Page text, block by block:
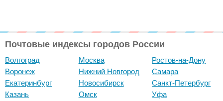
Почтовые индексы городов России
Волгоград
Воронеж
Екатеринбург
Казань
Москва
Нижний Новгород
Новосибирск
Омск
Ростов-на-Дону
Самара
Санкт-Петербург
Уфа